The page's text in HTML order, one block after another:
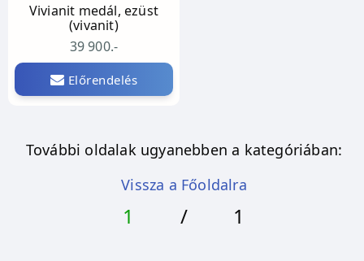
Vivianit medál, ezüst
(vivanit)
39 900.-
Előrendelés
További oldalak ugyanebben a kategóriában:
Vissza a Főoldalra
1 / 1